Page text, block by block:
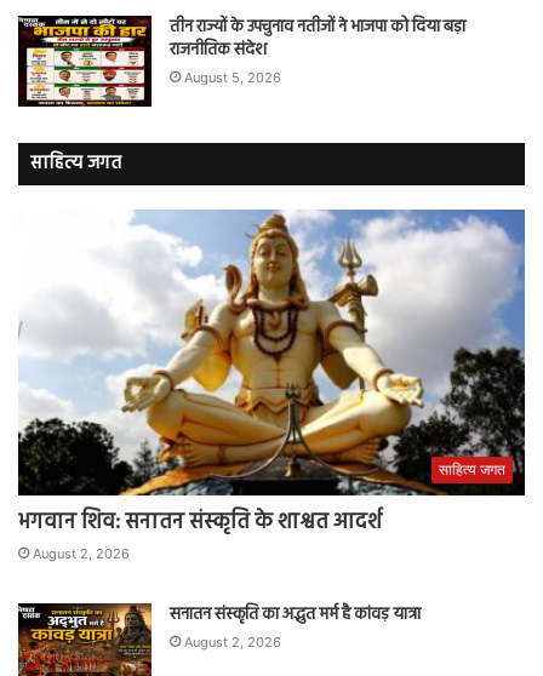
तीन राज्यों के उपचुनाव नतीजों ने भाजपा को दिया बड़ा
राजनीतिक संदेश
August 5, 2026
साहित्य जगत
साहित्य जगत
भगवान शिव: सनातन संस्कृति के शाश्वत आदर्श
August 2, 2026
सनातन संस्कृति का अद्भुत मर्म है कांवड़ यात्रा
August 2, 2026